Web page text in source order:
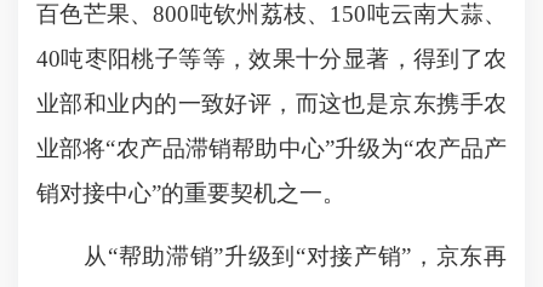
百色芒果、800吨钦州荔枝、150吨云南大蒜、
40吨枣阳桃子等等，效果十分显著，得到了农
业部和业内的一致好评，而这也是京东携手农
业部将“农产品滞销帮助中心”升级为“农产品产
销对接中心”的重要契机之一。
从“帮助滞销”升级到“对接产销”，京东再